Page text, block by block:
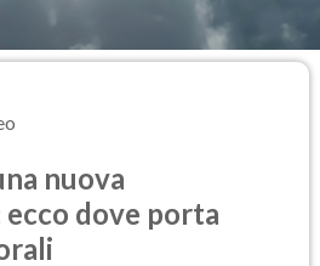
nuova
dove porta